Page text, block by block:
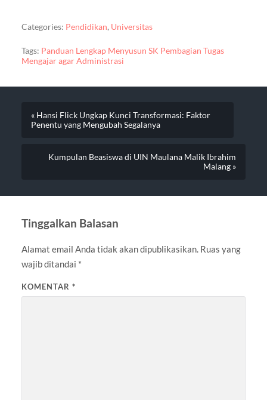
Categories: Pendidikan, Universitas
Tags: Panduan Lengkap Menyusun SK Pembagian Tugas
Mengajar agar Administrasi
« Hansi Flick Ungkap Kunci Transformasi: Faktor
Penentu yang Mengubah Segalanya
Kumpulan Beasiswa di UIN Maulana Malik Ibrahim
Malang »
Tinggalkan Balasan
Alamat email Anda tidak akan dipublikasikan. Ruas yang
wajib ditandai *
KOMENTAR *